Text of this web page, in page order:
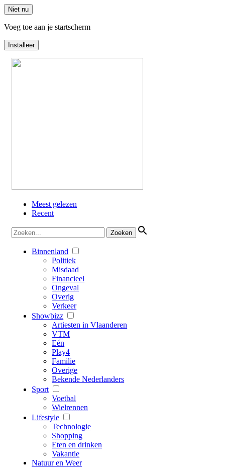
Niet nu
Voeg toe aan je startscherm
Installeer
Meest gelezen
Recent
Binnenland
Politiek
Misdaad
Financieel
Ongeval
Overig
Verkeer
Showbizz
Artiesten in Vlaanderen
VTM
Eén
Play4
Familie
Overige
Bekende Nederlanders
Sport
Voetbal
Wielrennen
Lifestyle
Technologie
Shopping
Eten en drinken
Vakantie
Natuur en Weer